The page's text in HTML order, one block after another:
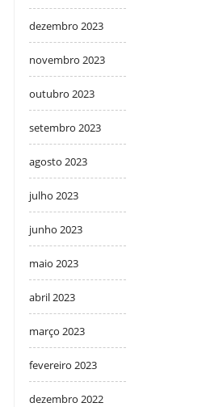
dezembro 2023
novembro 2023
outubro 2023
setembro 2023
agosto 2023
julho 2023
junho 2023
maio 2023
abril 2023
março 2023
fevereiro 2023
dezembro 2022